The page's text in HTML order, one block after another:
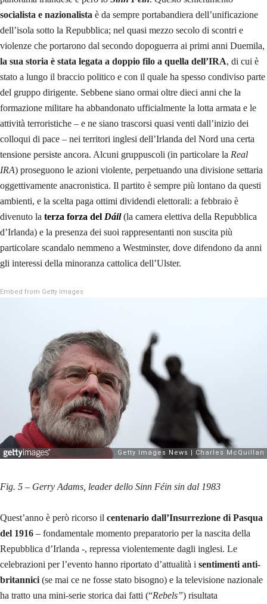
socialista e nazionalista è da sempre portabandiera dell’unificazione
dell’isola sotto la Repubblica; nel quasi mezzo secolo di scontri e
violenze che portarono dal secondo dopoguerra ai primi anni Duemila,
la sua storia è stata legata a doppio filo a quella dell’IRA, di cui è
stato a lungo il braccio politico e con il quale ha spesso condiviso parte
del gruppo dirigente. Sebbene siano ormai oltre dieci anni che la
formazione militare ha abbandonato ufficialmente la lotta armata e le
attività terroristiche – e ne siano trascorsi quasi venti dall’inizio dei
colloqui di pace – nei territori inglesi dell’Irlanda del Nord una certa
tensione persiste ancora. Alcuni gruppuscoli (in particolare la Real
IRA) proseguono le azioni violente, perpetuando una divisione settaria
oggettivamente anacronistica. Il partito è sempre più lontano da questi
ambienti, e la scelta paga ottimi dividendi elettorali: a febbraio è
divenuto la terza forza del Dáil (la camera elettiva della Repubblica
d’Irlanda) e la presenza dei suoi rappresentanti non suscita più
particolare scandalo nemmeno a Westminster, dove difendono da anni
gli interessi della minoranza cattolica dell’Ulster.
Embed from Getty Images
Fig. 5 – Gerry Adams, leader dello Sinn Féin sin dal 1983
Quest’anno è però ricorso il centenario dall’Insurrezione di Pasqua
del 1916 – fondamentale momento preparatorio per la nascita della
Repubblica d’Irlanda -, repressa violentemente dagli inglesi. Le
celebrazioni per l’evento hanno riportato d’attualità i sentimenti anti-
britannici (se mai ce ne fosse stato bisogno) e la televisione nazionale
ha tratto una mini-serie storica dai fatti (“Rebels”) risultata